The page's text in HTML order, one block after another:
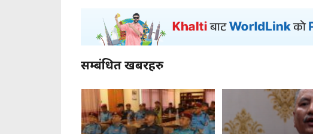
सम्बंधित खबरहरु